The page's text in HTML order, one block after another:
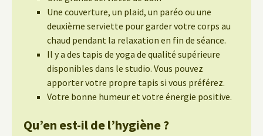
Une couverture, un plaid, un paréo ou une
deuxième serviette pour garder votre corps au
chaud pendant la relaxation en fin de séance.
Il y a des tapis de yoga de qualité supérieure
disponibles dans le studio. Vous pouvez
apporter votre propre tapis si vous préférez.
Votre bonne humeur et votre énergie positive.
Qu’en est-il de l’hygiène ?